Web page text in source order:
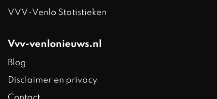
VVV-Venlo Statistieken
Vvv-venlonieuws.nl
Blog
Disclaimer en privacy